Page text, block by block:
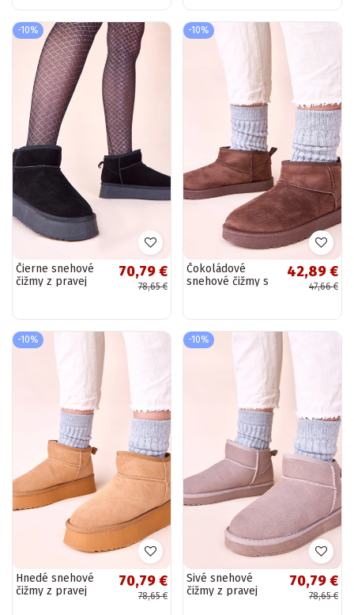
-10%
Čierne snehové
čižmy z pravej
70,79 €
78,65 €
-10%
Čokoládové
snehové čižmy s
42,89 €
47,66 €
-10%
Hnedé snehové
čižmy z pravej
70,79 €
78,65 €
-10%
Sivé snehové
čižmy z pravej
70,79 €
78,65 €